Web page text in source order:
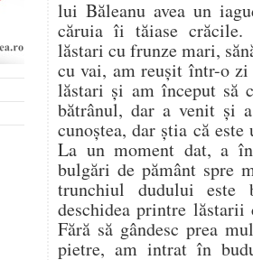
lui Băleanu avea un
căruia îi tăiase crăcile.
lăstari cu frunze mari,
cu vai, am reușit într-o
lăstari și am început să
bătrânul, dar a venit și
cunoștea, dar știa că
La un moment dat, a
bulgări de pământ spre
trunchiul dudului este
deschidea printre
Fără să gândesc prea
pietre, am intrat în